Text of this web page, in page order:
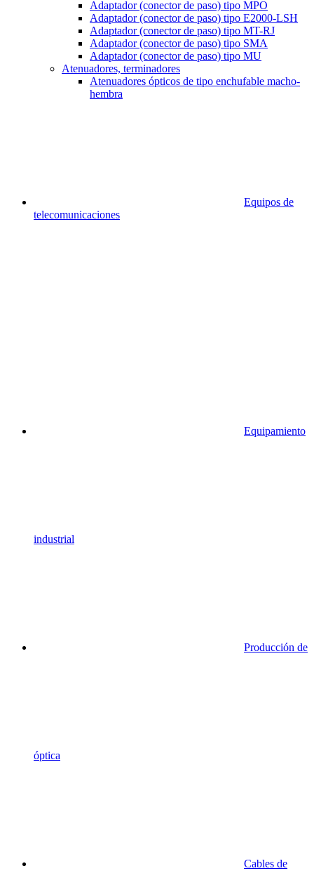
Adaptador (conector de paso) tipo MPO
Adaptador (conector de paso) tipo E2000-LSH
Adaptador (conector de paso) tipo MT-RJ
Adaptador (conector de paso) tipo SMA
Adaptador (conector de paso) tipo MU
Atenuadores, terminadores
Atenuadores ópticos de tipo enchufable macho-
hembra
Equipos de
telecomunicaciones
Equipamiento
industrial
Producción de
óptica
Cables de